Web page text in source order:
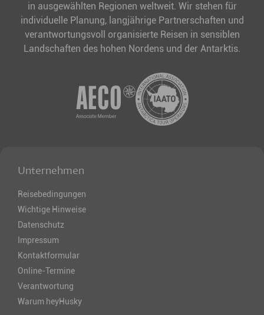
in ausgewählten Regionen weltweit. Wir stehen für
individuelle Planung, langjährige Partnerschaften und
verantwortungsvoll organisierte Reisen in sensiblen
Landschaften des hohen Nordens und der Antarktis.
Unternehmen
Reisebedingungen
Wichtige Hinweise
Datenschutz
Impressum
Kontaktformular
Online-Termine
Verantwortung
Warum heyHusky